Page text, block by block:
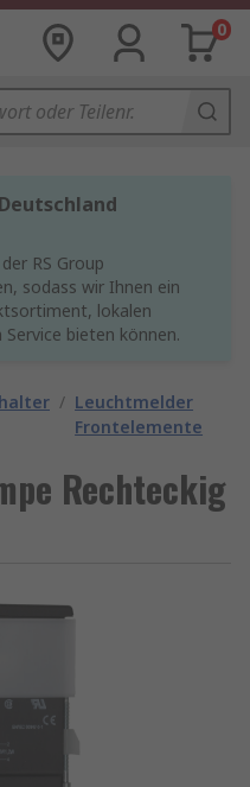
0
RS Group
sodass wir Ihnen ein
lokalen
bieten können.
/ Leuchtmelder
Frontelemente
Rechteckig